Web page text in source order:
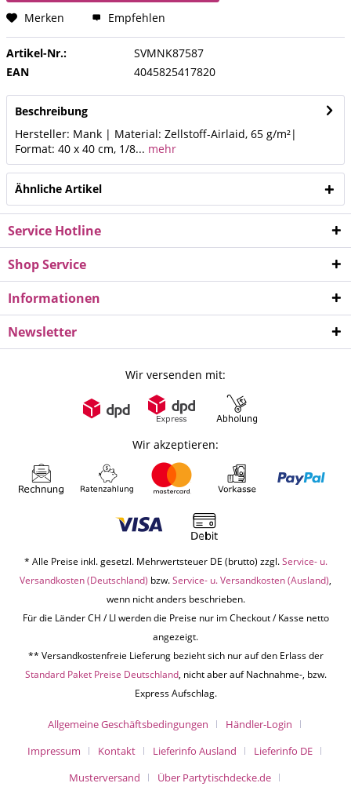
Merken Empfehlen
Artikel-Nr.:
SVMNK87587
EAN
4045825417820
Beschreibung
Hersteller: Mank | Material: Zellstoff-Airlaid, 65 g/m²|
Format: 40 x 40 cm, 1/8... mehr
Ähnliche Artikel
Service Hotline
Shop Service
Informationen
Newsletter
Wir versenden mit:
Wir akzeptieren:
* Alle Preise inkl. gesetzl. Mehrwertsteuer DE (brutto) zzgl.Service- u.
Versandkosten (Deutschland) bzw.Service- u. Versandkosten (Ausland),
wenn nicht anders beschrieben.
Für die Länder CH / LI werden die Preise nur im Checkout / Kasse netto
angezeigt.
** Versandkostenfreie Lieferung bezieht sich nur auf den Erlass der
Standard Paket Preise Deutschland, nicht aber auf Nachnahme-, bzw.
Express Aufschlag.
Allgemeine Geschäftsbedingungen
Händler-Login
Impressum
Kontakt Lieferinfo Ausland
Lieferinfo DE
Musterversand
Über Partytischdecke.de